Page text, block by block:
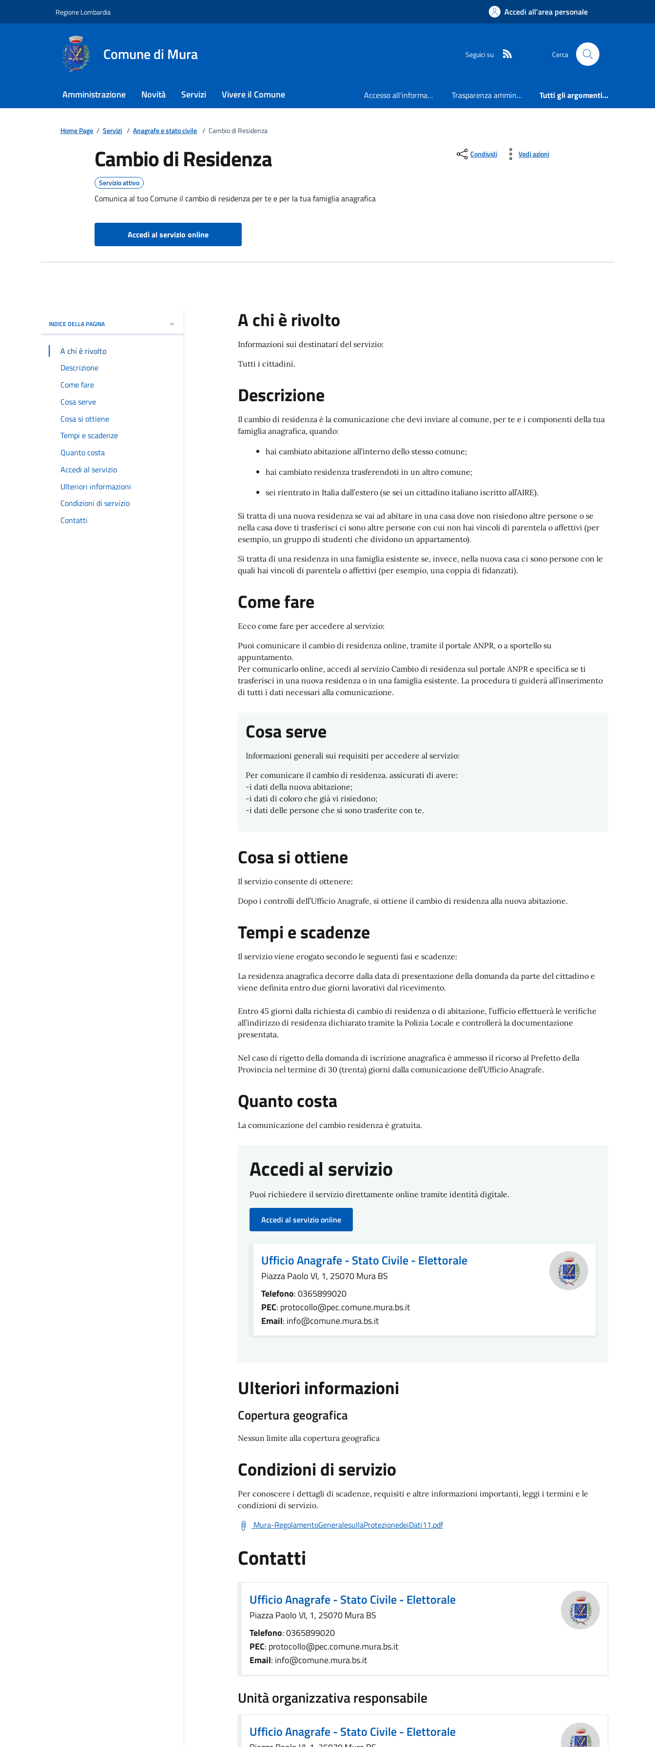
Regione Lombardia Accedi all'area personale
Comune di Mura Seguici su Cerca
Amministrazione Novità Servizi Vivere il Comune Accesso all'informazione Trasparenza amministrativa Tutti gli argomenti...
Home Page / Servizi / Anagrafe e stato civile / Cambio di Residenza
Cambio di Residenza
Servizio attivo
Comunica al tuo Comune il cambio di residenza per te e per la tua famiglia anagrafica
Accedi al servizio online
Condividi Vedi azioni
INDICE DELLA PAGINA
A chi è rivolto
Descrizione
Come fare
Cosa serve
Cosa si ottiene
Tempi e scadenze
Quanto costa
Accedi al servizio
Ulteriori informazioni
Condizioni di servizio
Contatti
A chi è rivolto
Informazioni sui destinatari del servizio:
Tutti i cittadini.
Descrizione
Il cambio di residenza è la comunicazione che devi inviare al comune, per te e i componenti della tua
famiglia anagrafica, quando:
hai cambiato abitazione all’interno dello stesso comune;
hai cambiato residenza trasferendoti in un altro comune;
sei rientrato in Italia dall’estero (se sei un cittadino italiano iscritto all’AIRE).
Si tratta di una nuova residenza se vai ad abitare in una casa dove non risiedono altre persone o se
nella casa dove ti trasferisci ci sono altre persone con cui non hai vincoli di parentela o affettivi (per
esempio, un gruppo di studenti che dividono un appartamento).
Si tratta di una residenza in una famiglia esistente se, invece, nella nuova casa ci sono persone con le
quali hai vincoli di parentela o affettivi (per esempio, una coppia di fidanzati).
Come fare
Ecco come fare per accedere al servizio:
Puoi comunicare il cambio di residenza online, tramite il portale ANPR, o a sportello su
appuntamento.
Per comunicarlo online, accedi al servizio Cambio di residenza sul portale ANPR e specifica se ti
trasferisci in una nuova residenza o in una famiglia esistente. La procedura ti guiderà all’inserimento
di tutti i dati necessari alla comunicazione.
Cosa serve
Informazioni generali sui requisiti per accedere al servizio:
Per comunicare il cambio di residenza. assicurati di avere:
-i dati della nuova abitazione;
-i dati di coloro che già vi risiedono;
-i dati delle persone che si sono trasferite con te.
Cosa si ottiene
Il servizio consente di ottenere:
Dopo i controlli dell’Ufficio Anagrafe, si ottiene il cambio di residenza alla nuova abitazione.
Tempi e scadenze
Il servizio viene erogato secondo le seguenti fasi e scadenze:
La residenza anagrafica decorre dalla data di presentazione della domanda da parte del cittadino e
viene definita entro due giorni lavorativi dal ricevimento.
Entro 45 giorni dalla richiesta di cambio di residenza o di abitazione, l’ufficio effettuerà le verifiche
all’indirizzo di residenza dichiarato tramite la Polizia Locale e controllerà la documentazione
presentata.
Nel caso di rigetto della domanda di iscrizione anagrafica è ammesso il ricorso al Prefetto della
Provincia nel termine di 30 (trenta) giorni dalla comunicazione dell’Ufficio Anagrafe.
Quanto costa
La comunicazione del cambio residenza è gratuita.
Accedi al servizio
Puoi richiedere il servizio direttamente online tramite identità digitale.
Accedi al servizio online
Ufficio Anagrafe - Stato Civile - Elettorale
Piazza Paolo VI, 1, 25070 Mura BS
Telefono: 0365899020
PEC: protocollo@pec.comune.mura.bs.it
Email: info@comune.mura.bs.it
Ulteriori informazioni
Copertura geografica
Nessun limite alla copertura geografica
Condizioni di servizio
Per conoscere i dettagli di scadenze, requisiti e altre informazioni importanti, leggi i termini e le
condizioni di servizio.
Mura-RegolamentoGeneralesullaProtezionedeiDati11.pdf
Contatti
Ufficio Anagrafe - Stato Civile - Elettorale
Piazza Paolo VI, 1, 25070 Mura BS
Telefono: 0365899020
PEC: protocollo@pec.comune.mura.bs.it
Email: info@comune.mura.bs.it
Unità organizzativa responsabile
Ufficio Anagrafe - Stato Civile - Elettorale